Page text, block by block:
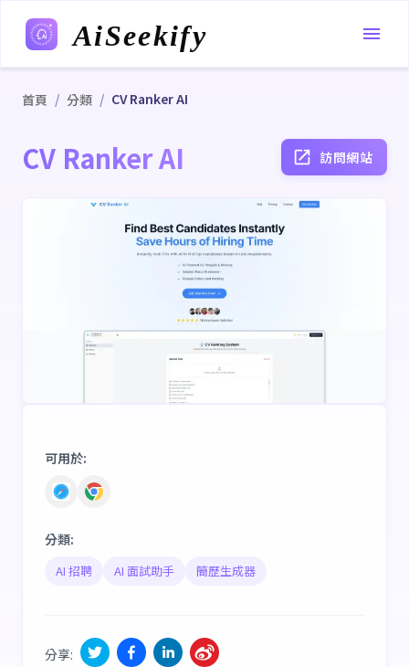
AiSeekify
首頁 / 分類 / CV Ranker AI
CV Ranker AI 訪問網站
可用於:
分類:
AI 招聘 AI 面試助手 簡歷生成器
分享: